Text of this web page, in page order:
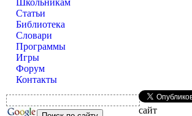
Статьи
Библиотека
Словари
Программы
Игры
Форум
Контакты
сайт